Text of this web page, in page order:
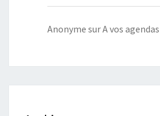
Anonyme surA vos